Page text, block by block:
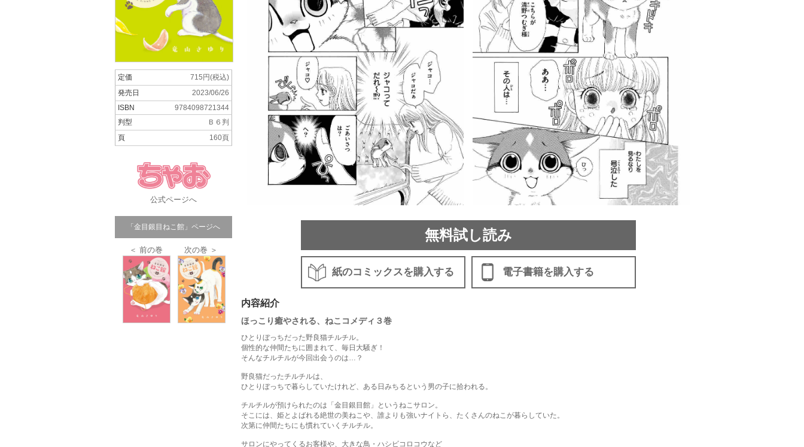
定価
715円(税込)
発売日
2023/06/26
ISBN
9784098721344
判型
Ｂ６判
頁
160頁
公式ページへ
「金目銀目ねこ館」ページへ
＜ 前の巻 次の巻 ＞
無料試し読み
紙のコミックスを購入する 電子書籍を購入する
内容紹介
ほっこり癒やされる、ねこコメディ３巻
ひとりぼっちだった野良猫チルチル。
個性的な仲間たちに囲まれて、毎日大騒ぎ！
そんなチルチルが今回出会うのは…？
野良猫だったチルチルは、
ひとりぼっちで暮らしていたけれど、ある日みちるという男の子に拾われる。
チルチルが預けられたのは「金目銀目館」というねこサロン。
そこには、姫とよばれる絶世の美ねこや、誰よりも強いナイトら、たくさんのねこが暮らしていた。
次第に仲間たちにも慣れていくチルチル。
サロンにやってくるお客様や、大きな鳥・ハシビコロコウなど